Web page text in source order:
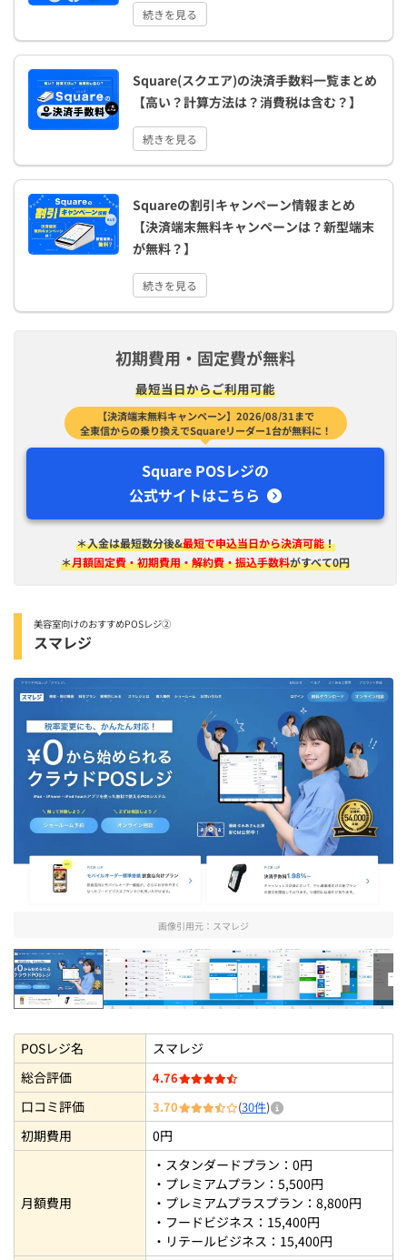
続きを見る
Square(スクエア)の決済手数料一覧まとめ
【高い？計算方法は？消費税は含む？】
続きを見る
Squareの割引キャンペーン情報まとめ
【決済端末無料キャンペーンは？新型端末
が無料？】
続きを見る
初期費用・固定費が無料
最短​当日から​ご利用可能
【決済端末無料キャンペーン】2026/08/31まで
全東信からの乗り換えでSquareリーダー1台が無料に！
Square POSレジの
公式サイトはこちら
＊入金は​最短​数分後&最短で申込当日から決済可能！
＊月額固定費・初期費用・解約費・振込手数料がすべて0円
美容室向けのおすすめPOSレジ②
スマレジ
画像引用元： スマレジ
POSレジ名
スマレジ
総合評価
4.76
口コミ評価 3.70 (30件)
初期費用 0円
月額費用
・スタンダードプラン：0円
・プレミアムプラン：5,500円
・プレミアムプラスプラン：8,800円
・フードビジネス：15,400円
・リテールビジネス：15,400円